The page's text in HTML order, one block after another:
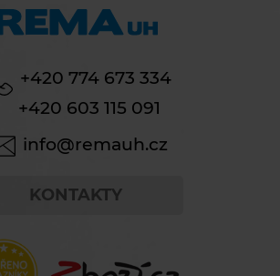
+420 774 673 334
+420 603 115 091
info@remauh.cz
KONTAKTY